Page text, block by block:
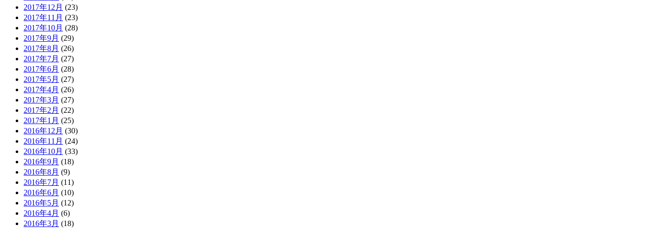
2017年12月 (23)
2017年11月 (23)
2017年10月 (28)
2017年9月 (29)
2017年8月 (26)
2017年7月 (27)
2017年6月 (28)
2017年5月 (27)
2017年4月 (26)
2017年3月 (27)
2017年2月 (22)
2017年1月 (25)
2016年12月 (30)
2016年11月 (24)
2016年10月 (33)
2016年9月 (18)
2016年8月 (9)
2016年7月 (11)
2016年6月 (10)
2016年5月 (12)
2016年4月 (6)
2016年3月 (18)